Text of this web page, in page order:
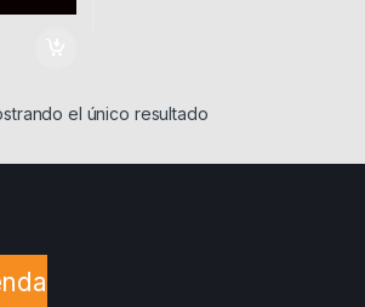
el único resultado